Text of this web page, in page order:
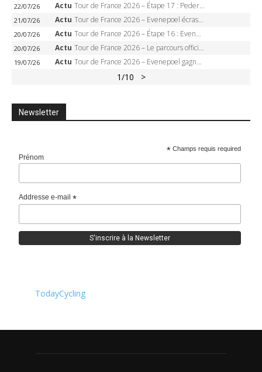
22/07/26 Actu Tour de France 2026 – Étape 17 : Pedersen peut-il verrouiller le maillot vert à Voiron ?
21/07/26 Actu Tour de France 2026 – Evenepoel écrase le chrono d’Évian, Seixas 4e, Lipowitz abandonne
20/07/26 Actu Tour de France 2026 – Étape 16 : Evenepoel, Pogacar, Ganna… qui domptera le chrono d’Évian pour redessiner le podium ?
20/07/26 Actu Tour de France 2026 – Le parcours officiel complet : 21 étapes, profils, carte et dates
19/07/26 Actu Tour de France 2026 – Evenepoel gagne à Solaison, Vingegaard abandonne, Pogacar toujours en jaune
1/10 >
Newsletter
* Champs requis required
Prénom
Addresse e-mail*
TodayCycling